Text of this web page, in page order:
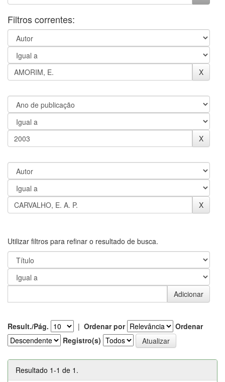
Filtros correntes:
Utilizar filtros para refinar o resultado de busca.
Result./Pág. | Ordenar por
Ordenar
Registro(s)
Resultado 1-1 de 1.